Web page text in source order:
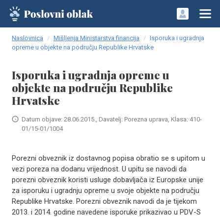
Naslovnica Mišljenja Ministarstva financija
Isporuka i ugradnja
opreme u objekte na području Republike Hrvatske
Isporuka i ugradnja opreme u
objekte na području Republike
Hrvatske
Datum objave: 28.06.2015., Davatelj: Porezna uprava, Klasa: 410-
01/15-01/1004
Porezni obveznik iz dostavnog popisa obratio se s upitom u
vezi poreza na dodanu vrijednost. U upitu se navodi da
porezni obveznik koristi usluge dobavljača iz Europske unije
za isporuku i ugradnju opreme u svoje objekte na području
Republike Hrvatske. Porezni obveznik navodi da je tijekom
2013. i 2014. godine navedene isporuke prikazivao u PDV-S